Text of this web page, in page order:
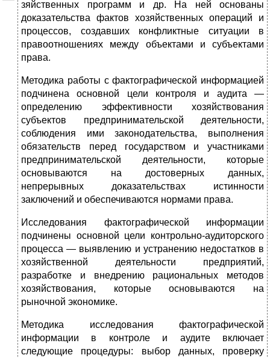
зяйственных программ и др. На ней основаны
доказатель­ства фактов хозяйственных операций и
процессов, создав­ших конфликтные ситуации в
правоотношениях между объектами и субъектами
права.
Методика работы с фактографической информацией
под­чинена основной цели контроля и аудита —
определению эффективности хозяйствования
субъектов предпринимательской деятельности,
соблюдения ими законодательства, вы­полнения
обязательств перед государством и участниками
предпринимательской деятельности, которые
основывают­ся на достоверных данных,
непрерывных доказательствах истинности
заключений и обеспечиваются нормами права.
Исследования фактографической информации
подчине­ны основной цели контрольно-аудиторского
процесса — выявлению и устранению недостатков в
хозяйственной де­ятельности предприятий,
разработке и внедрению рацио­нальных методов
хозяйствования, которые основываются на
рыночной экономике.
Методика исследования фактографической
информации в контроле и аудите включает
следующие процедуры: вы­бор данных, проверку